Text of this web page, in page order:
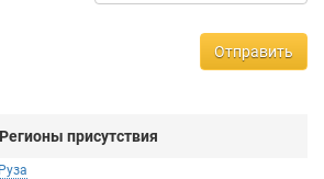
Отправить
Регионы присутствия
Руза